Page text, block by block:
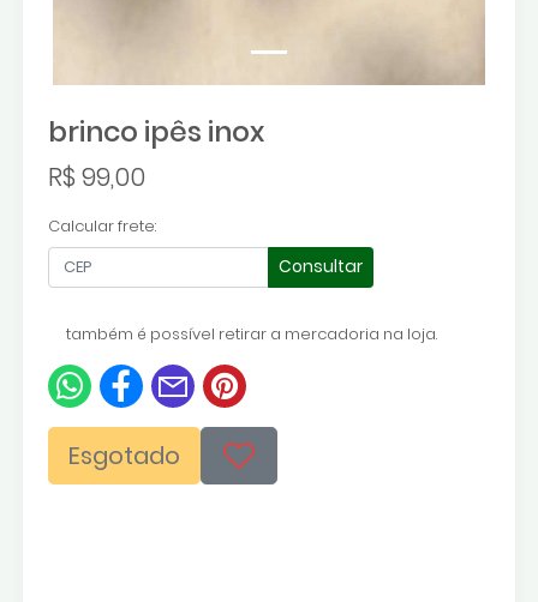
brinco ipês inox
R$ 99,00
Calcular frete:
Consultar
também é possível retirar a mercadoria na loja.
Esgotado